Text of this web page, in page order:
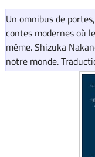
Un omnibus de
contes modernes où
même. Shizuka
notre monde.